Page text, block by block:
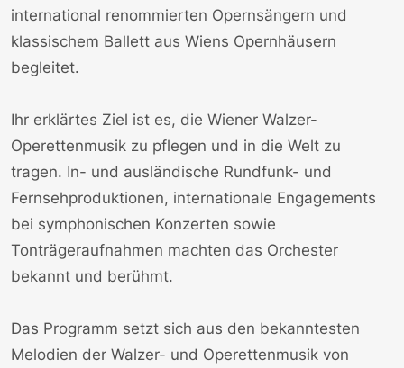
international renommierten Opernsängern und
klassischem Ballett aus Wiens Opernhäusern
begleitet.
Ihr erklärtes Ziel ist es, die Wiener Walzer-
Operettenmusik zu pflegen und in die Welt zu
tragen. In- und ausländische Rundfunk- und
Fernsehproduktionen, internationale Engagements
bei symphonischen Konzerten sowie
Tonträgeraufnahmen machten das Orchester
bekannt und berühmt.
Das Programm setzt sich aus den bekanntesten
Melodien der Walzer- und Operettenmusik von